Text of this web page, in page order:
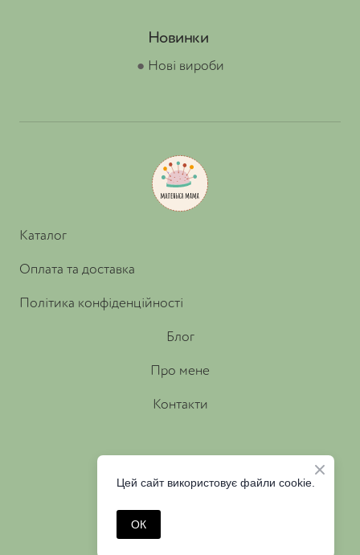
Новинки
● Нові вироби
Каталог
Оплата та доставка
Політика конфіденційності
Блог
Про мене
Контакти
Цей сайт використовує файли cookie.
ОК